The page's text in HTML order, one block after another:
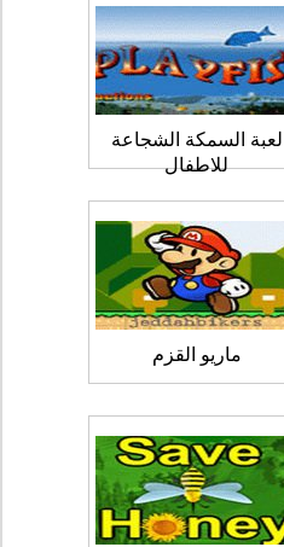
لعبة السمكة الشجاعة
للاطفال
ماريو القزم